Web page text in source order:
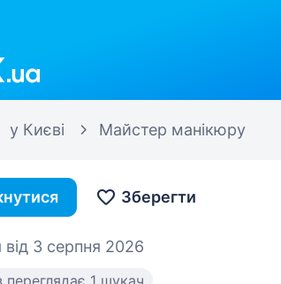
у Києві Майстер манікюру
Зберегти
від 3 серпня 2026
переглядає 1 шукач